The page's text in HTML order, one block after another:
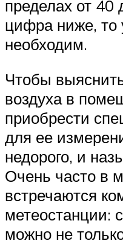
пределах от 40
цифра ниже, то
необходим.
Чтобы
воздуха в
приобрести
для ее
недорого, и
Очень часто в
встречаются
метеостанции:
можно не